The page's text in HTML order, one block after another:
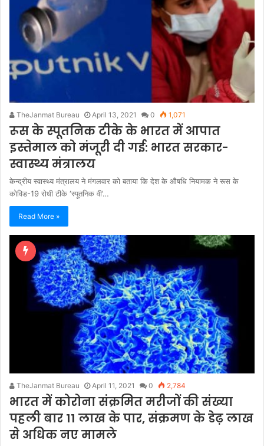
TheJanmat Bureau April 13, 2021 0 1,071
रूस के स्पूतनिक टीके के भारत में आपात
इस्तेमाल को मंजूरी दी गई: भारत सरकार-
स्वास्थ्य मंत्रालय
केन्द्रीय स्वास्थ्य मंत्रालय ने मंगलवार को बताया कि देश के औषधि नियामक ने रूस के
कोविड-19 रोधी टीके ‘स्पूतनिक वी’…
Read More »
TheJanmat Bureau April 11, 2021 0 2,784
भारत में कोरोना संक्रमित मरीजों की संख्या
पहली बार 11 लाख के पार, संक्रमण के डेढ़ लाख
से अधिक नए मामले